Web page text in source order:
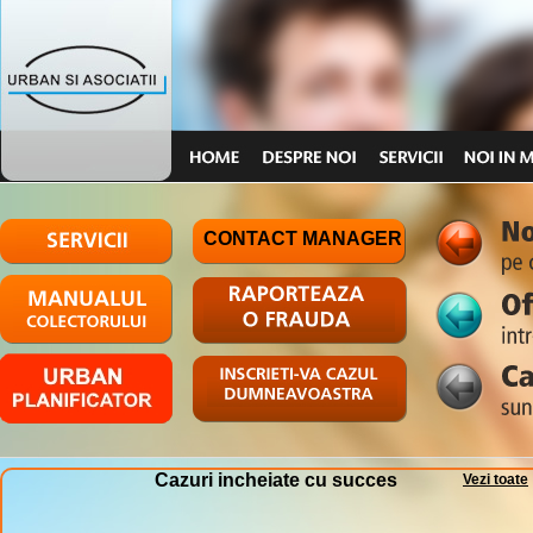
CONTACT MANAGER
Cazuri incheiate cu succes Vezi toate